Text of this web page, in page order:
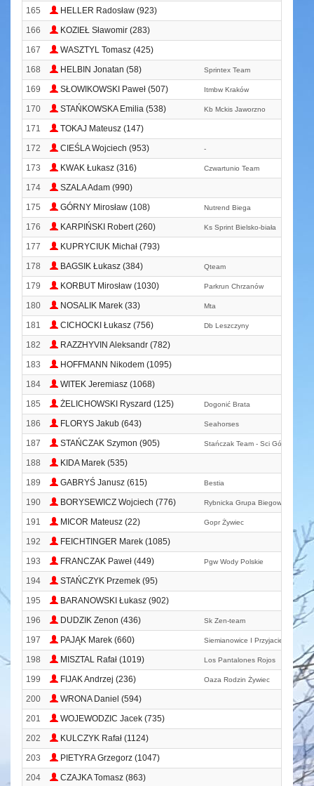
165
HELLER Radosław (923)
166
KOZIEŁ Sławomir (283)
167
WASZTYL Tomasz (425)
168
HELBIN Jonatan (58) Sprintex Team
169 SŁOWIKOWSKI Paweł (507) Itmbw Kraków
170 STAŃKOWSKA Emilia (538) Kb Mckis Jaworzno
171
TOKAJ Mateusz (147)
172
CIEŚLA Wojciech (953) -
173 KWAK Łukasz (316) Czwartunio Team
174
SZALA Adam (990)
175
GÓRNY Mirosław (108) Nutrend Biega
176 KARPIŃSKI Robert (260) Ks Sprint Bielsko-biała
177
KUPRYCIUK Michał (793)
178
BAGSIK Łukasz (384) Qteam
179 KORBUT Mirosław (1030) Parkrun Chrzanów
180 NOSALIK Marek (33) Mta
181 CICHOCKI Łukasz (756) Db Leszczyny
182
RAZZHYVIN Aleksandr (782)
183
HOFFMANN Nikodem (1095)
184
WITEK Jeremiasz (1068)
185
ŻELICHOWSKI Ryszard (125) Dogonić Brata
186 FLORYS Jakub (643) Seahorses
187 STAŃCZAK Szymon (905) Stańczak Team - Sci Górscy
188
KIDA Marek (535)
189
GABRYŚ Janusz (615) Bestia
190 BORYSEWICZ Wojciech (776) Rybnicka Grupa Biegowa
191 MICOR Mateusz (22) Gopr Żywiec
192
FEICHTINGER Marek (1085)
193
FRANCZAK Paweł (449) Pgw Wody Polskie
194
STAŃCZYK Przemek (95)
195
BARANOWSKI Łukasz (902)
196
DUDZIK Zenon (436) Sk Zen-team
197 PAJĄK Marek (660) Siemianowice I Przyjaciele
198 MISZTAL Rafał (1019) Los Pantalones Rojos
199 FIJAK Andrzej (236) Oaza Rodzin Żywiec
200
WRONA Daniel (594)
201
WOJEWODZIC Jacek (735)
202
KULCZYK Rafał (1124)
203
PIETYRA Grzegorz (1047)
204
CZAJKA Tomasz (863)